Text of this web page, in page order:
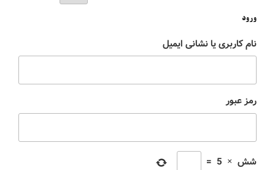
ورود
نام کاربری یا نشانی ایمیل
رمز عبور
شش ×
5
=